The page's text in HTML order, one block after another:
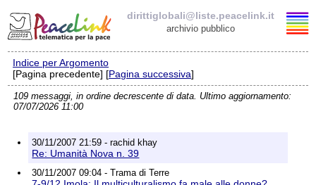
dirittiglobali@liste.peacelink.it
archivio pubblico
Elenco delle liste
dirittiglobali@liste.peacelink.it
Indice per Argomento
[Pagina precedente] [Pagina successiva]
109 messaggi, in ordine decrescente di data. Ultimo aggiornamento:
07/07/2026 11:00
30/11/2007 21:59 - rachid khay
Re: Umanità Nova n. 39
30/11/2007 09:04 - Trama di Terre